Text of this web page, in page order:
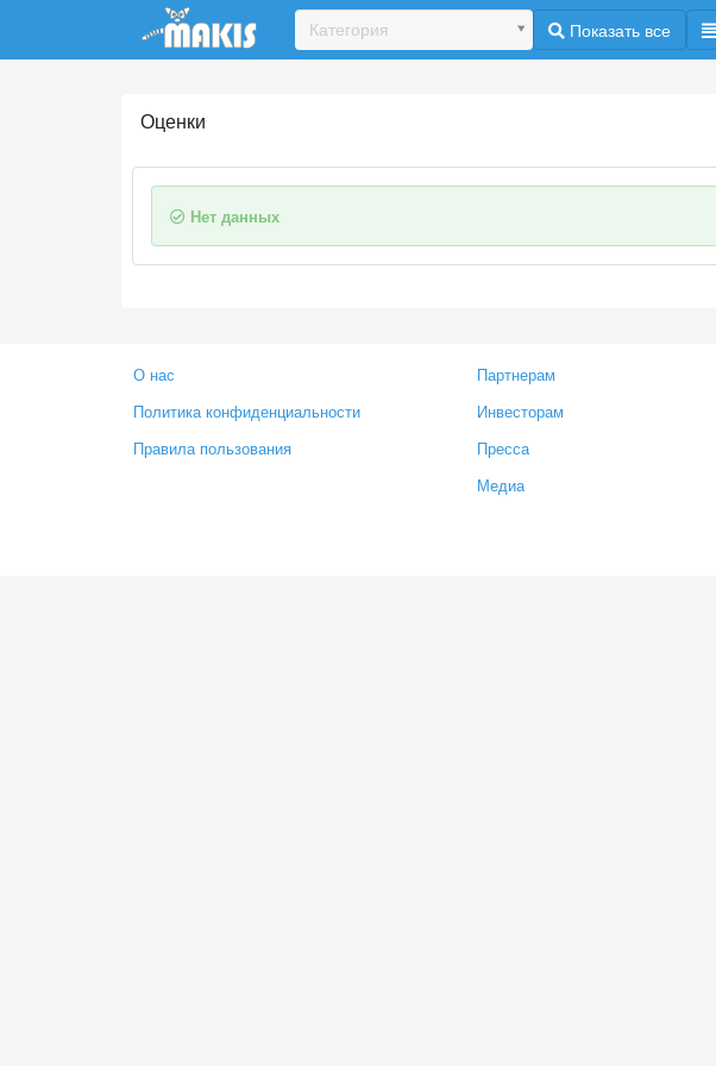
Update cookies preferences
Категория Показать все
Оценки
Нет данных
О нас
Политика конфиденциальности
Правила пользования
Партнерам
Инвесторам
Пресса
Медиа